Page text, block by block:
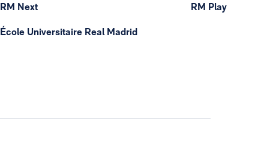
RM Next
École Universitaire Real Madrid
RM Play